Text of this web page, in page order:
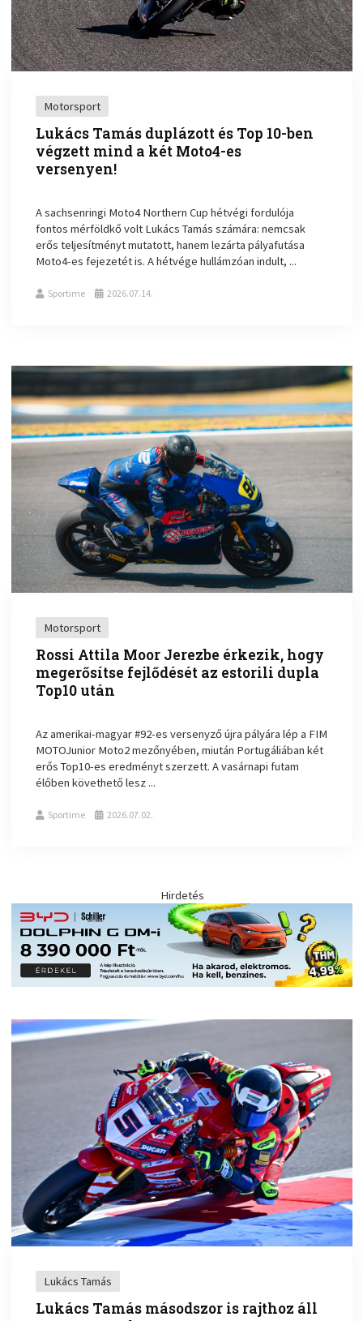
Motorsport
Lukács Tamás duplázott és Top 10-ben
végzett mind a két Moto4-es
versenyen!
A sachsenringi Moto4 Northern Cup hétvégi fordulója
fontos mérföldkő volt Lukács Tamás számára: nemcsak
erős teljesítményt mutatott, hanem lezárta pályafutása
Moto4-es fejezetét is. A hétvége hullámzóan indult, ...
Sportime 2026.07.14.
Motorsport
Rossi Attila Moor Jerezbe érkezik, hogy
megerősítse fejlődését az estorili dupla
Top10 után
Az amerikai-magyar #92-es versenyző újra pályára lép a FIM
MOTOJunior Moto2 mezőnyében, miután Portugáliában két
erős Top10-es eredményt szerzett. A vasárnapi futam
élőben követhető lesz ...
Sportime 2026.07.02.
Hirdetés
Lukács Tamás
Lukács Tamás másodszor is rajthoz áll